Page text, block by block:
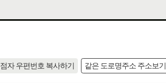
점자 우편번호 복사하기 같은 도로명주소 주소보기